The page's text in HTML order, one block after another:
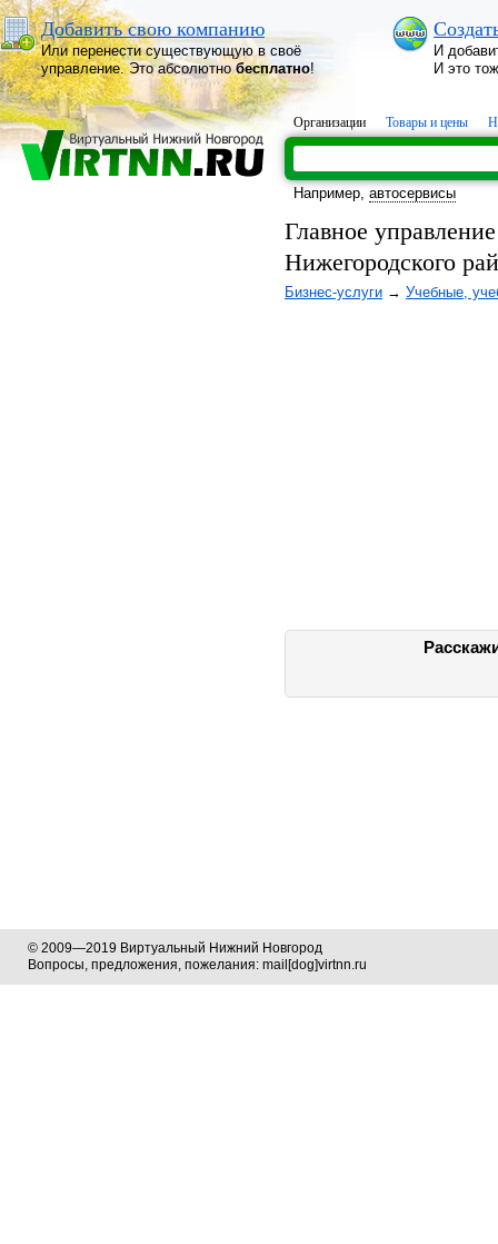
Добавить свою компанию
Или перенести существующую в своё
управление. Это абсолютнобесплатно!
И
И это
Организации Товары и цены
Например, автосервисы
Главное
Нижегородского
Бизнес-услуги → Учебные,
© 2009—2019 Виртуальный Нижний Новгород
Вопросы, предложения, пожелания: mail[dog]virtnn.ru